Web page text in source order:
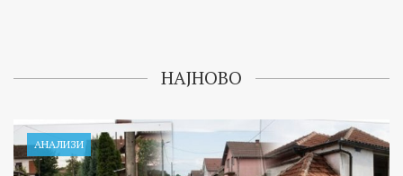
НАЈНОВО
АНАЛИЗИ